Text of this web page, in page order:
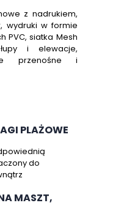
z nadrukiem,
wydruki w formie
PVC, siatka Mesh
i elewacje,
przenośne i
PLAŻOWE
do
MASZT,